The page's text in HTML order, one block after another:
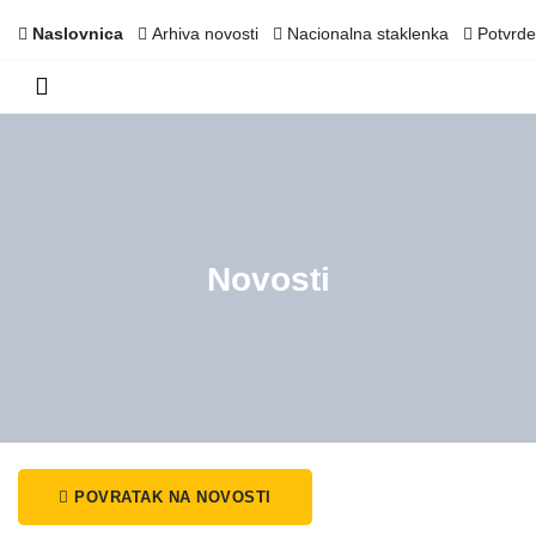
Naslovnica Arhiva novosti Nacionalna staklenka Potvrde
Novosti
POVRATAK NA NOVOSTI